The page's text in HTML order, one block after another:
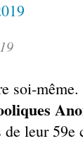
soi-
leur 59e